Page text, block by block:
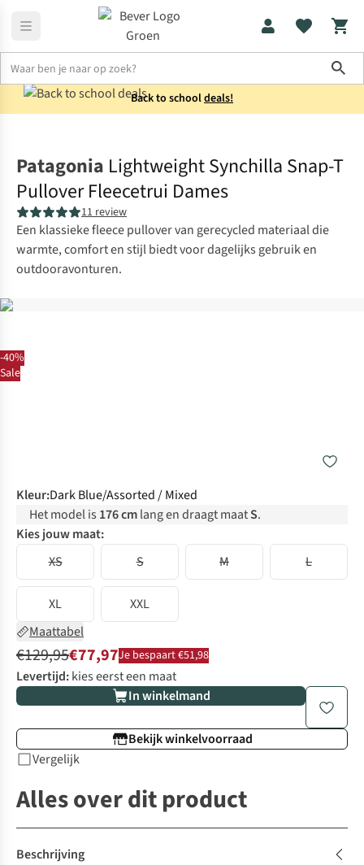
Back to schooldeals!
-40%
Sale
Patagonia Lightweight Synchilla Snap-T
Pullover Fleecetrui Dames
11 review
Een klassieke fleece pullover van gerecycled materiaal die
warmte, comfort en stijl biedt voor dagelijks gebruik en
outdooravonturen.
Kleur:Dark Blue/Assorted / Mixed
Het model is 176 cmlang en draagt maatS.
Kies jouw maat:
XS
S M L
XL
XXL
Maattabel
€129,95€77,97Je bespaart €51,98
Levertijd:kies eerst een maat
In winkelmand
Bekijk winkelvoorraad
Vergelijk
Alles over dit product
Beschrijving